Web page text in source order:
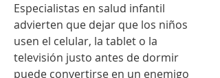
Especialistas en salud infantil
advierten que dejar que los niños
usen el celular, la tablet o la
televisión justo antes de dormir
puede convertirse en un enemigo